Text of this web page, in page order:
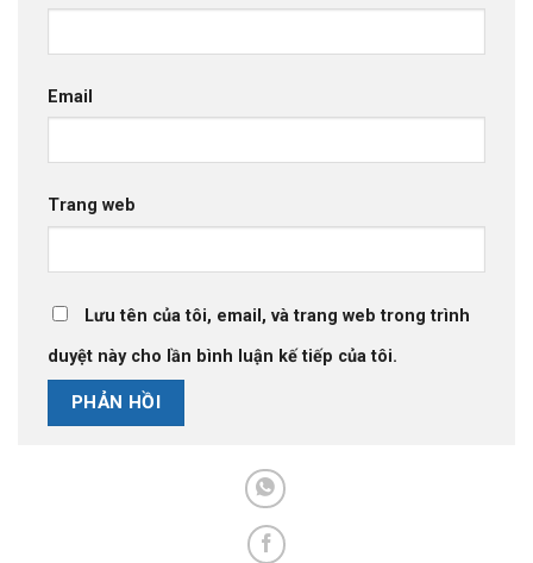
Email
Trang web
Lưu tên của tôi, email, và trang web trong trình
duyệt này cho lần bình luận kế tiếp của tôi.